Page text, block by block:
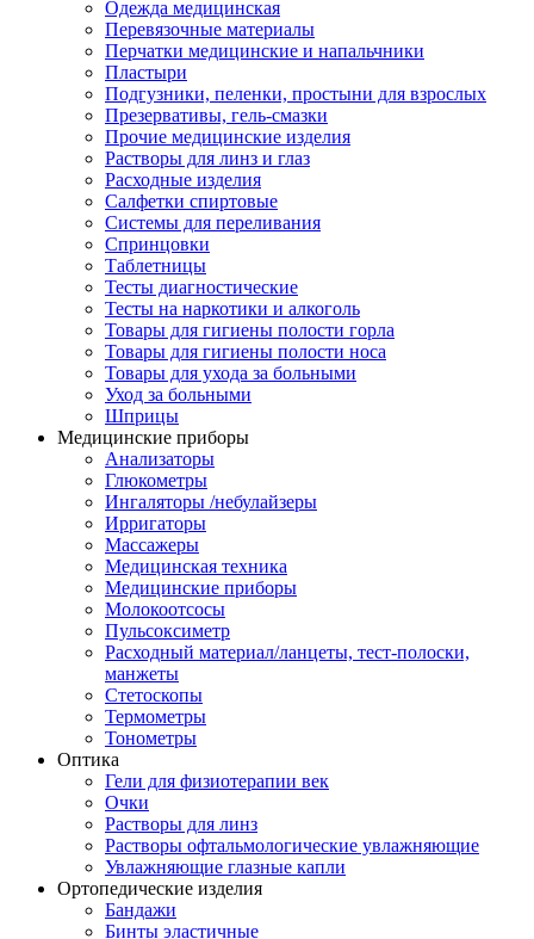
Одежда медицинская
Перевязочные материалы
Перчатки медицинские и напальчники
Пластыри
Подгузники, пеленки, простыни для взрослых
Презервативы, гель-смазки
Прочие медицинские изделия
Растворы для линз и глаз
Расходные изделия
Салфетки спиртовые
Системы для переливания
Спринцовки
Таблетницы
Тесты диагностические
Тесты на наркотики и алкоголь
Товары для гигиены полости горла
Товары для гигиены полости носа
Товары для ухода за больными
Уход за больными
Шприцы
Медицинские приборы
Анализаторы
Глюкометры
Ингаляторы /небулайзеры
Ирригаторы
Массажеры
Медицинская техника
Медицинские приборы
Молокоотсосы
Пульсоксиметр
Расходный материал/ланцеты, тест-полоски,
манжеты
Стетоскопы
Термометры
Тонометры
Оптика
Гели для физиотерапии век
Очки
Растворы для линз
Растворы офтальмологические увлажняющие
Увлажняющие глазные капли
Ортопедические изделия
Бандажи
Бинты эластичные